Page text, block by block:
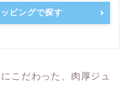
ピングで探す
にこだわった、肉厚ジュ